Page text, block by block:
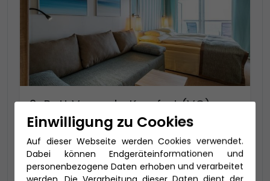
2-Bett Veranda Komfort (VC)
24-37 qm, inklusive Veranda (4-16 qm)
VC: bis zu 4 Personen mit extra viel Platz
Einwilligung zu Cookies
Auf dieser Webseite werden Cookies verwendet.
Dabei können Endgeräteinformationen und
personenbezogene Daten erhoben und verarbeitet